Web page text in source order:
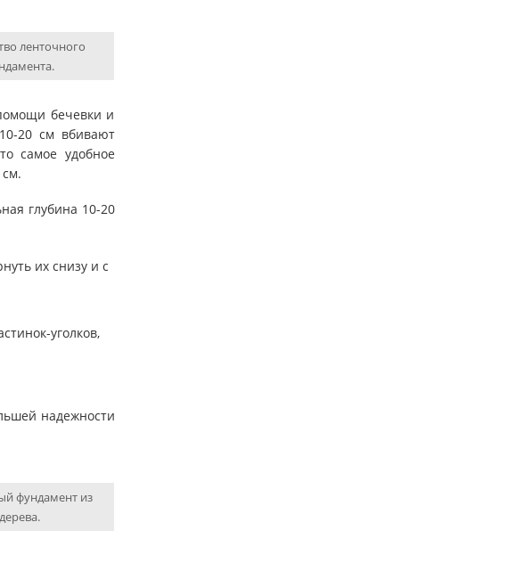
ленточного
бечевки и
20 см вбивают
самое удобное
глубина 10-20
их снизу и с
уголков,
надежности
фундамент из
дерева.